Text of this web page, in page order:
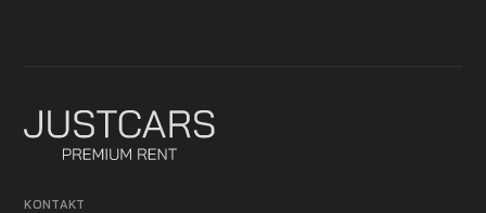
KONTAKT